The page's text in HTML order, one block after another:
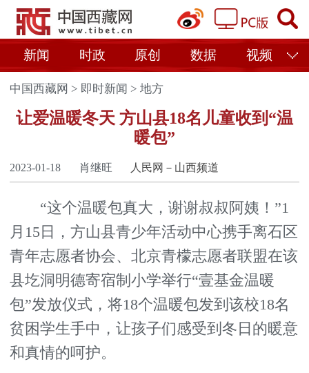
新闻 时政 原创 数据 视频
中国西藏网 > 即时新闻 >地方
让爱温暖冬天 方山县18名儿童收到“温
暖包”
2023-01-18 肖继旺 人民网－山西频道
“这个温暖包真大，谢谢叔叔阿姨！”1
月15日，方山县青少年活动中心携手离石区
青年志愿者协会、北京青檬志愿者联盟在该
县圪洞明德寄宿制小学举行“壹基金温暖
包”发放仪式，将18个温暖包发到该校18名
贫困学生手中，让孩子们感受到冬日的暖意
和真情的呵护。